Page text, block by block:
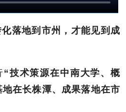
落地到市州，才能见到成
“技术策源在中南大学、概
在长株潭、成果落地在市